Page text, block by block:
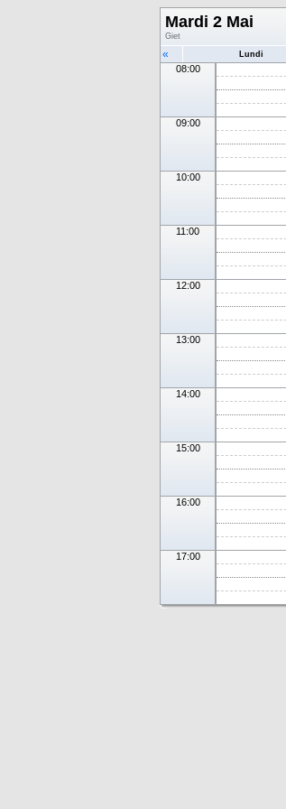
Mardi 2 Mai
Giet
« Lundi
08:00
09:00
10:00
11:00
12:00
13:00
14:00
15:00
16:00
17:00